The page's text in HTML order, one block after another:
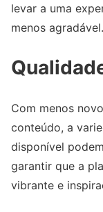
levar a uma
menos agradável.
Com menos
conteúdo, a
disponível
garantir que a
vibrante e